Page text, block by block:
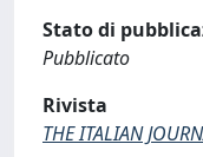
Stato di
Pubblicato
Rivista
THE ITALIAN